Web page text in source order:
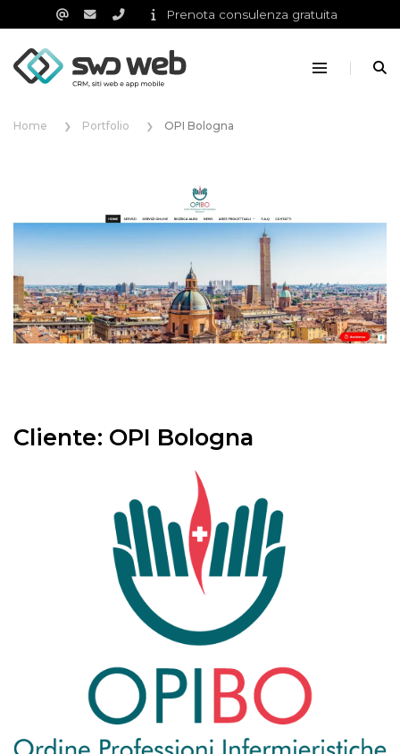
Prenota consulenza gratuita
Home Portfolio OPI Bologna
Cliente: OPI Bologna